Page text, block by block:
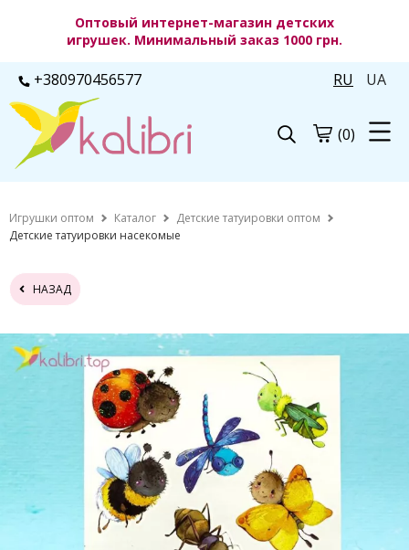
Оптовый интернет-магазин детских
игрушек. Минимальный заказ 1000 грн.
+380970456577 RU UA
(0)
Игрушки оптом Каталог
Детские татуировки оптом
Детские татуировки насекомые
НАЗАД